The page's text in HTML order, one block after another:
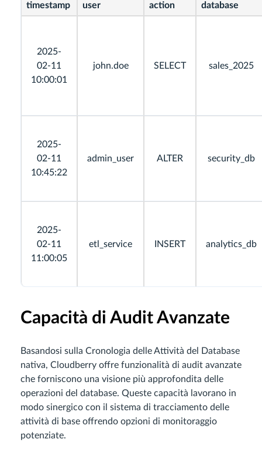
timestamp user action database
2025-
02-11
10:00:01
john.doe SELECT sales_2025
2025-
02-11
10:45:22
admin_user ALTER security_db
2025-
02-11
11:00:05
etl_service INSERT analytics_db
Capacità di Audit Avanzate
Basandosi sulla Cronologia delle Attività del Database
nativa, Cloudberry offre funzionalità di audit avanzate
che forniscono una visione più approfondita delle
operazioni del database. Queste capacità lavorano in
modo sinergico con il sistema di tracciamento delle
attività di base offrendo opzioni di monitoraggio
potenziate.